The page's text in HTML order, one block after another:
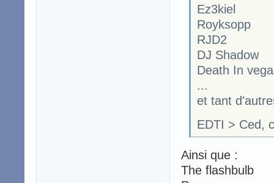
Ez3kiel
Royksopp
RJD2
DJ Shadow
Death In
...
et tant
EDTI > Ced,
Ainsi que :
The flashbulb